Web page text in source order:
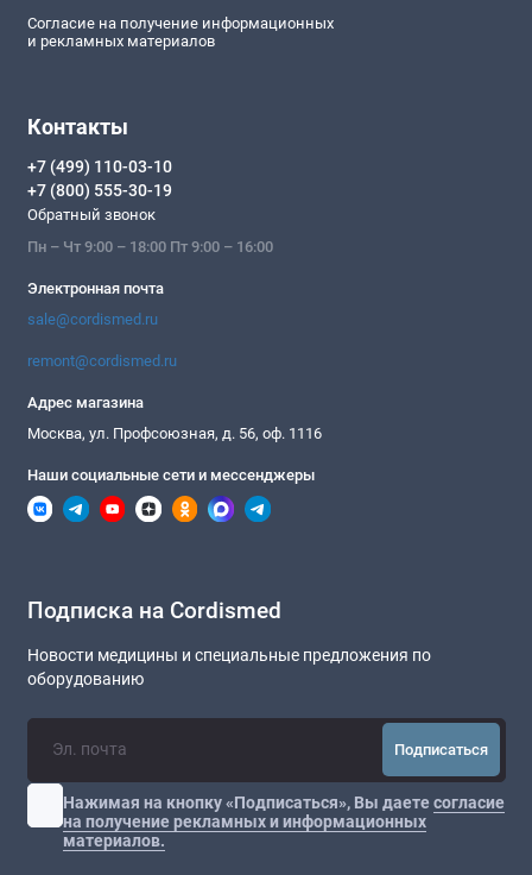
Согласие на получение информационных
и рекламных материалов
Контакты
+7 (499) 110-03-10
+7 (800) 555-30-19
Обратный звонок
Пн – Чт 9:00 – 18:00 Пт 9:00 – 16:00
Электронная почта
sale@cordismed.ru
remont@cordismed.ru
Адрес магазина
Москва, ул. Профсоюзная, д. 56, оф. 1116
Наши социальные сети и мессенджеры
Подписка на Cordismed
Новости медицины и специальные предложения по
оборудованию
Подписаться
Нажимая на кнопку «Подписаться», Вы даетесогласие
на получение рекламных и информационных
материалов.